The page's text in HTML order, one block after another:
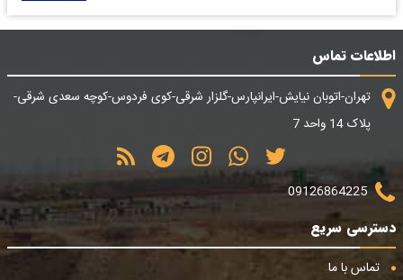
اطلاعات تماس
تهران-اتوبان نیایش-ایرانپارس-گلزار شرقی-کوی فردوس-کوچه سعدی شرقی-
پلاک 14 واحد 7
09126864225
دسترسی سریع
تماس با ما